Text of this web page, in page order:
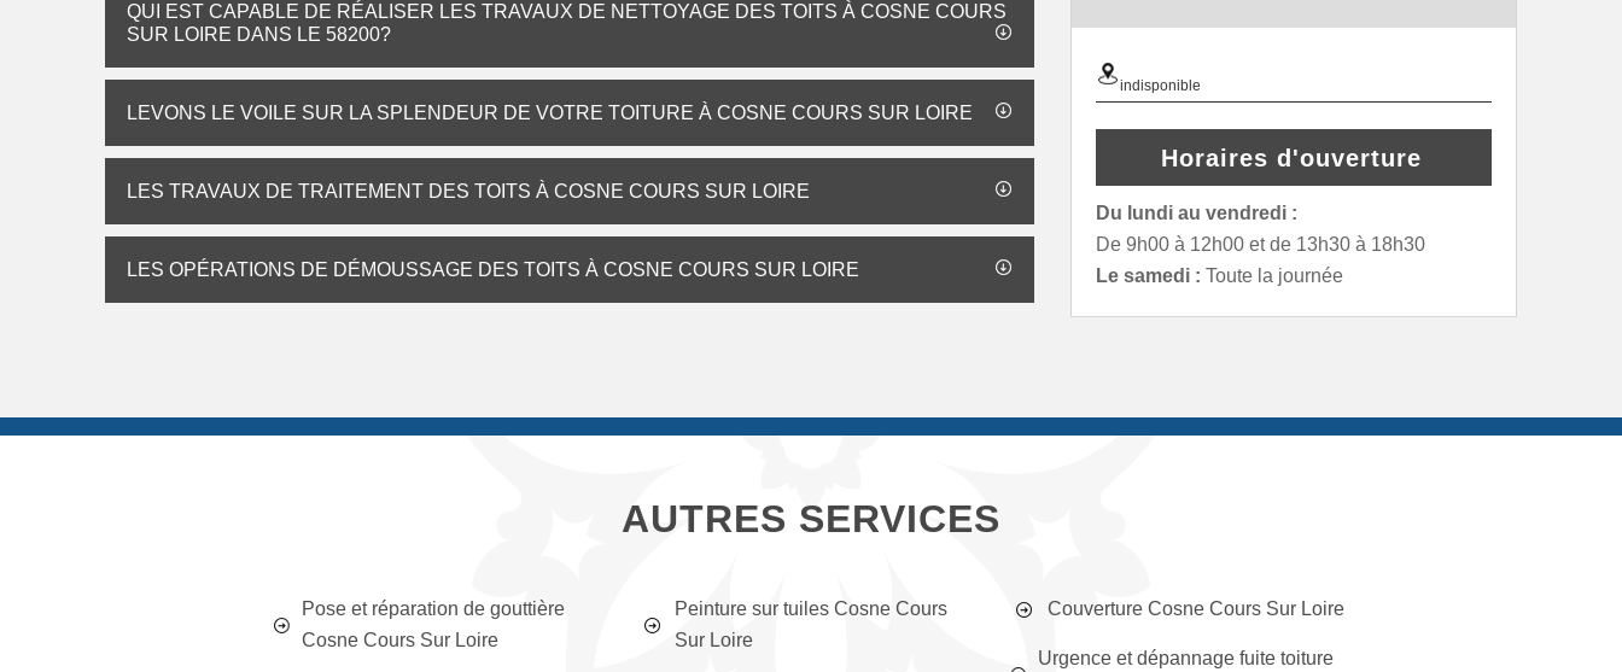
QUI EST CAPABLE DE RÉALISER LES TRAVAUX DE NETTOYAGE DES TOITS À COSNE COURS
SUR LOIRE DANS LE 58200?
LEVONS LE VOILE SUR LA SPLENDEUR DE VOTRE TOITURE À COSNE COURS SUR LOIRE
LES TRAVAUX DE TRAITEMENT DES TOITS À COSNE COURS SUR LOIRE
LES OPÉRATIONS DE DÉMOUSSAGE DES TOITS À COSNE COURS SUR LOIRE
indisponible
Horaires d'ouverture
Du lundi au vendredi :
De 9h00 à 12h00 et de 13h30 à 18h30
Le samedi : Toute la journée
AUTRES SERVICES
Pose et réparation de gouttière
Cosne Cours Sur Loire
Peinture sur tuiles Cosne Cours
Sur Loire
Couverture Cosne Cours Sur Loire
Urgence et dépannage fuite toiture